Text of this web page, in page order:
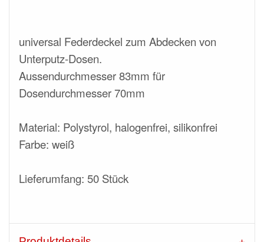
universal Federdeckel zum Abdecken von
Unterputz-Dosen.
Aussendurchmesser 83mm für
Dosendurchmesser 70mm
Material: Polystyrol, halogenfrei, silikonfrei
Farbe: weiß
Lieferumfang: 50 Stück